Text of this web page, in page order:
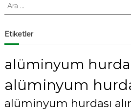
Etiketler
alüminyum hurda
alüminyum
alüminyum hurdası